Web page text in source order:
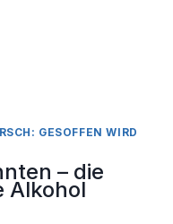
GESOFFEN WIRD
– die
Alkohol